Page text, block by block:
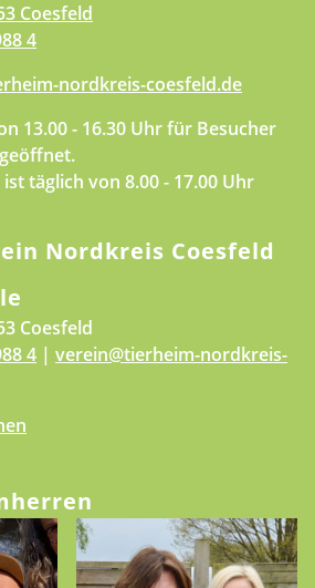
Coesfeld
4
nordkreis-coesfeld.de
13.00 - 16.30 Uhr für Besucher
täglich von 8.00 - 17.00 Uhr
Nordkreis Coesfeld
Coesfeld
4 | verein@tierheim-nordkreis-